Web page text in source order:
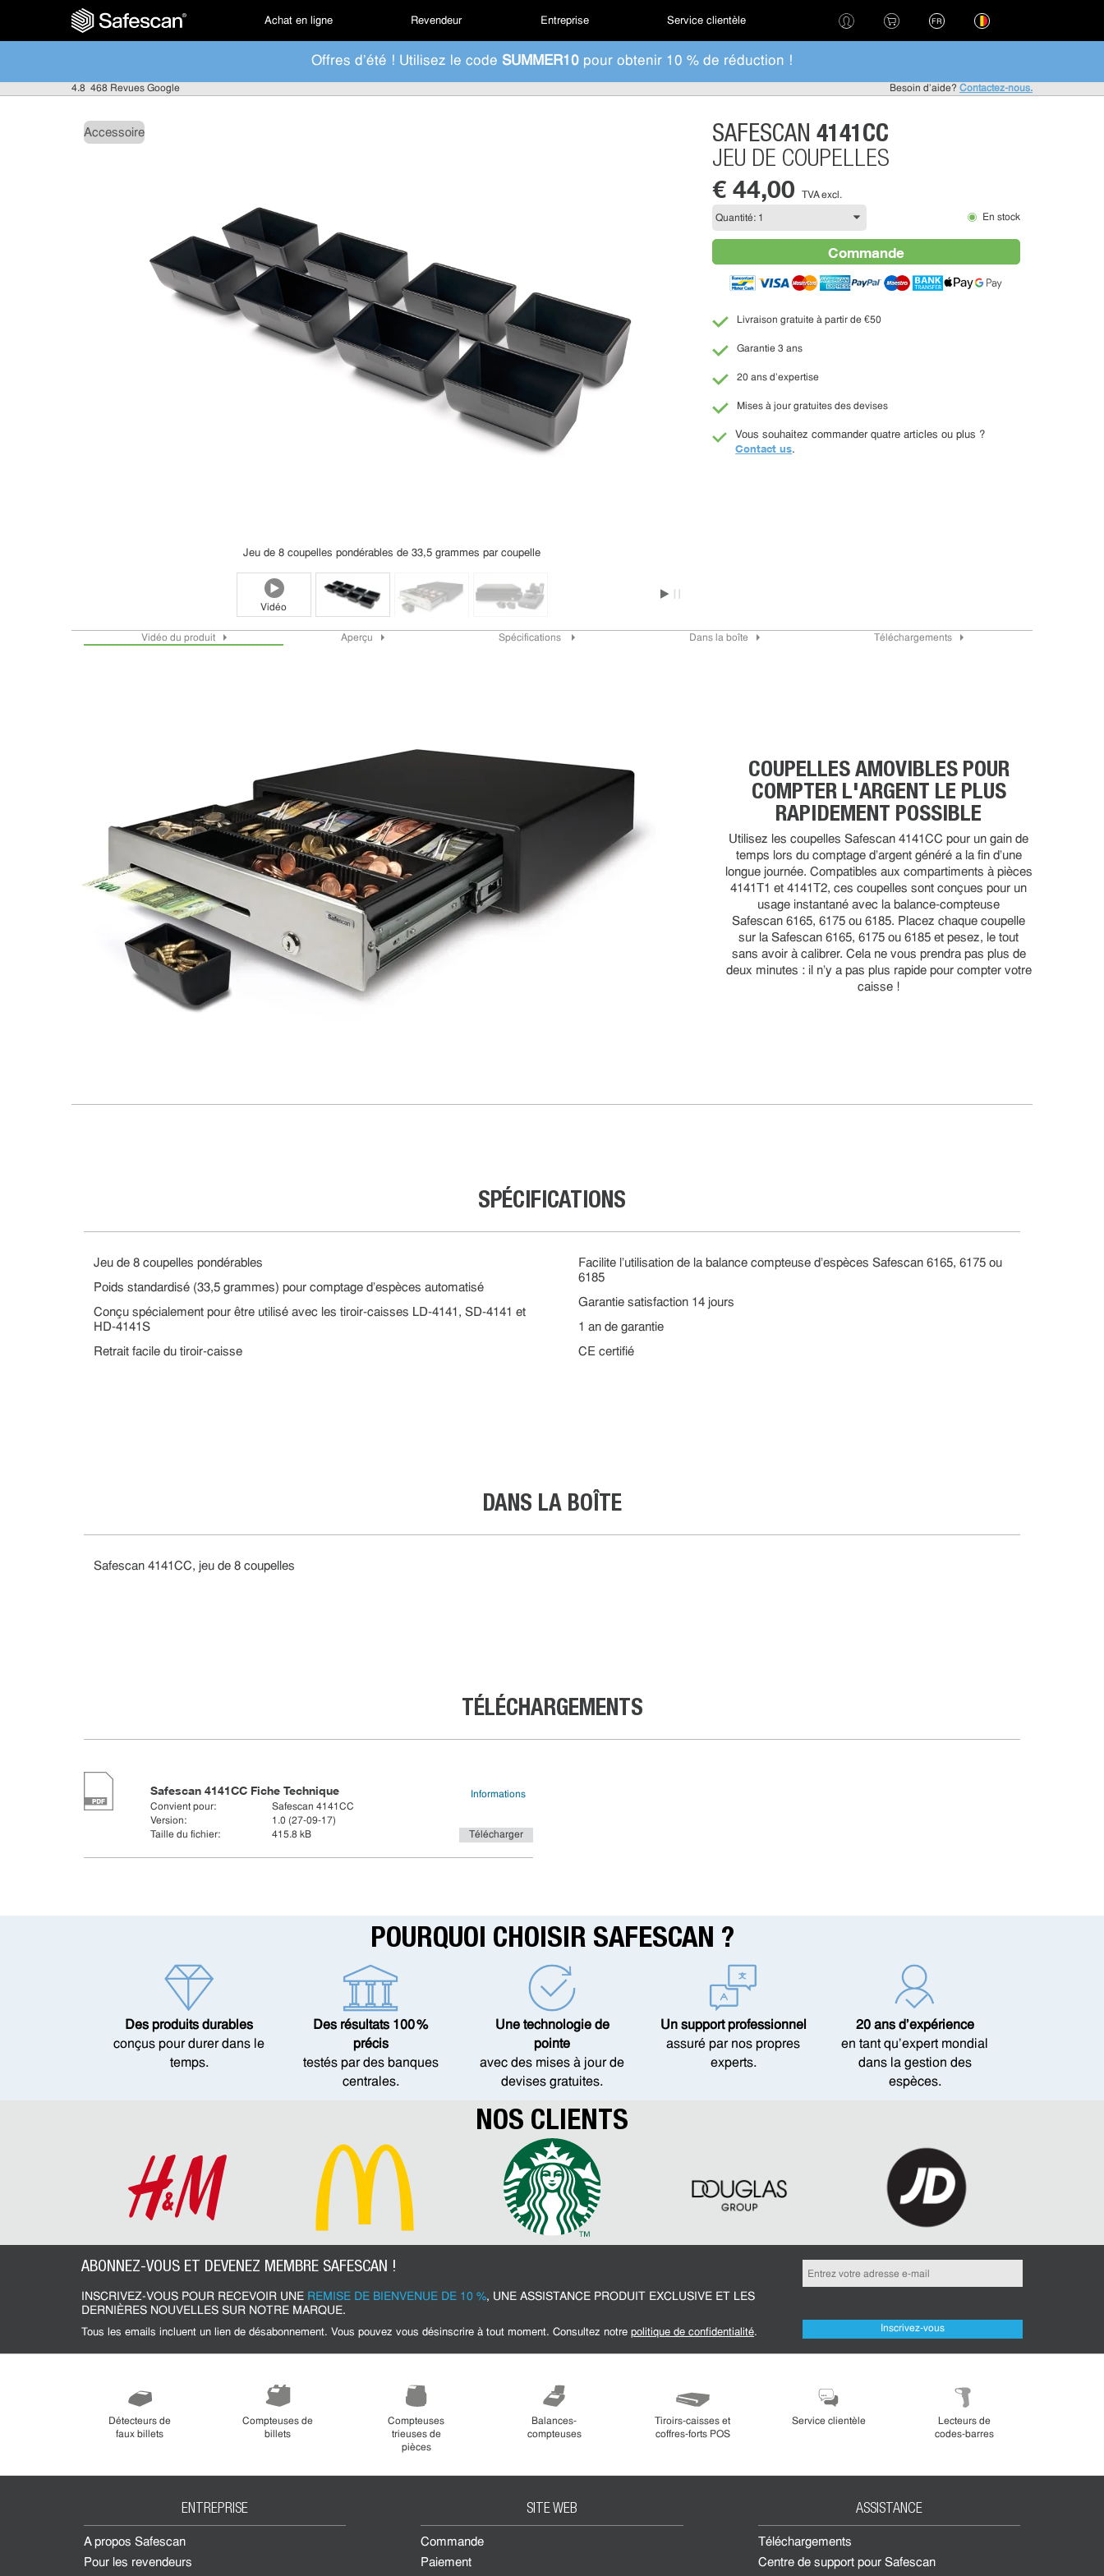
Achat en ligne Revendeur Entreprise Service clientèle FR
Offres d'été ! Utilisez le code SUMMER10 pour obtenir 10 % de réduction !
4.8 468 Revues Google Besoin d'aide? Contactez-nous.
Accessoire
Jeu de 8 coupelles pondérables de 33,5 grammes par coupelle
Vidéo
SAFESCAN 4141CC
JEU DE COUPELLES
€ 44,00 TVA excl.
En stock
Commande
Livraison gratuite à partir de €50
Garantie 3 ans
20 ans d'expertise
Mises à jour gratuites des devises
Vous souhaitez commander quatre articles ou plus ?
Contact us.
Vidéo du produit Aperçu Spécifications Dans la boîte Téléchargements
COUPELLES AMOVIBLES POUR
COMPTER L'ARGENT LE PLUS
RAPIDEMENT POSSIBLE
Utilisez les coupelles Safescan 4141CC pour un gain de
temps lors du comptage d'argent généré a la fin d'une
longue journée. Compatibles aux compartiments à pièces
4141T1 et 4141T2, ces coupelles sont conçues pour un
usage instantané avec la balance-compteuse
Safescan 6165, 6175 ou 6185. Placez chaque coupelle
sur la Safescan 6165, 6175 ou 6185 et pesez, le tout
sans avoir à calibrer. Cela ne vous prendra pas plus de
deux minutes : il n'y a pas plus rapide pour compter votre
caisse !
SPÉCIFICATIONS
Jeu de 8 coupelles pondérables
Poids standardisé (33,5 grammes) pour comptage d’espèces automatisé
Conçu spécialement pour être utilisé avec les tiroir-caisses LD-4141, SD-4141 et
HD-4141S
Retrait facile du tiroir-caisse
Facilite l’utilisation de la balance compteuse d’espèces Safescan 6165, 6175 ou
6185
Garantie satisfaction 14 jours
1 an de garantie
CE certifié
DANS LA BOÎTE
Safescan 4141CC, jeu de 8 coupelles
TÉLÉCHARGEMENTS
Safescan 4141CC Fiche Technique
Convient pour:
Safescan 4141CC
Version:
1.0 (27-09-17)
Taille du fichier:
415.8 kB
Informations
Télécharger
POURQUOI CHOISIR SAFESCAN ?
Des produits durables
conçus pour durer dans le
temps.
Des résultats 100 %
précis
testés par des banques
centrales.
Une technologie de
pointe
avec des mises à jour de
devises gratuites.
Un support professionnel
assuré par nos propres
experts.
20 ans d’expérience
en tant qu’expert mondial
dans la gestion des
espèces.
NOS CLIENTS
ABONNEZ-VOUS ET DEVENEZ MEMBRE SAFESCAN !
INSCRIVEZ-VOUS POUR RECEVOIR UNE REMISE DE BIENVENUE DE 10 %, UNE ASSISTANCE PRODUIT EXCLUSIVE ET LES
DERNIÈRES NOUVELLES SUR NOTRE MARQUE.
Tous les emails incluent un lien de désabonnement. Vous pouvez vous désinscrire à tout moment. Consultez notre politique de confidentialité. Inscrivez-vous
Détecteurs de
faux billets
Compteuses de
billets
Compteuses
trieuses de
pièces
Balances-
compteuses
Tiroirs-caisses et
coffres-forts POS
Service clientèle
Lecteurs de
codes-barres
ENTREPRISE
À propos Safescan
Pour les revendeurs
SITE WEB
Commande
Paiement
ASSISTANCE
Téléchargements
Centre de support pour Safescan